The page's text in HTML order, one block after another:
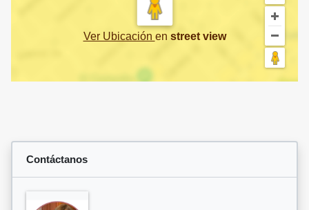
Ver Ubicación en street view
Contáctanos